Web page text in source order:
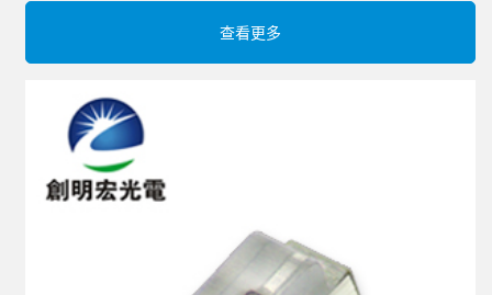
查看更多